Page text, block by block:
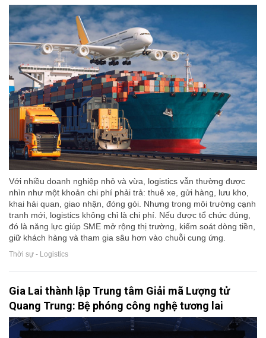
Với nhiều doanh nghiệp nhỏ và vừa, logistics vẫn thường được
nhìn như một khoản chi phí phải trả: thuê xe, gửi hàng, lưu kho,
khai hải quan, giao nhận, đóng gói. Nhưng trong môi trường cạnh
tranh mới, logistics không chỉ là chi phí. Nếu được tổ chức đúng,
đó là năng lực giúp SME mở rộng thị trường, kiểm soát dòng tiền,
giữ khách hàng và tham gia sâu hơn vào chuỗi cung ứng.
Thời sự - Logistics
Gia Lai thành lập Trung tâm Giải mã Lượng tử
Quang Trung: Bệ phóng công nghệ tương lai